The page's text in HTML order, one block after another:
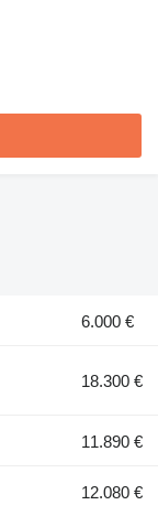
6.000 €
18.300 €
11.890 €
12.080 €